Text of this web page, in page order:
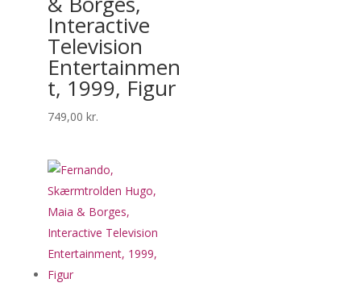
Interactive
Television
Entertainmen
t, 1999, Figur
749,00 kr.